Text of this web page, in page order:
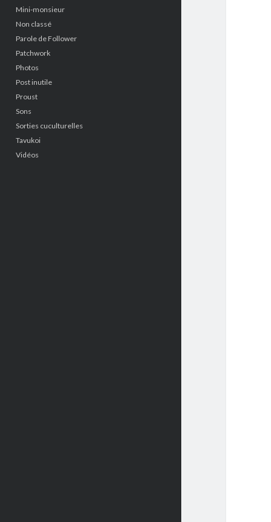
Mini-monsieur
Non classé
Parole de Follower
Patchwork
Photos
Post inutile
Proust
Sons
Sorties cuculturelles
Tavukoi
Vidéos